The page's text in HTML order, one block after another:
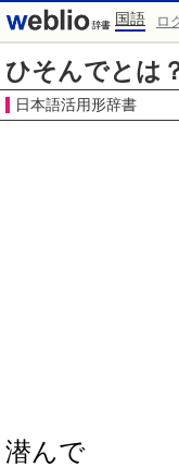
国語 ロ
ひそんでとは
日本語活用形辞書
潜んで